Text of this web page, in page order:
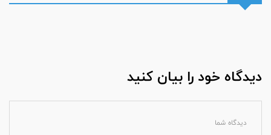
دیدگاه خود را بیان کنید